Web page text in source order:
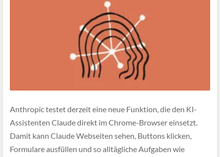
Anthropic testet derzeit eine neue Funktion, die den KI-
Assistenten Claude direkt im Chrome-Browser einsetzt.
Damit kann Claude Webseiten sehen, Buttons klicken,
Formulare ausfüllen und so alltägliche Aufgaben wie